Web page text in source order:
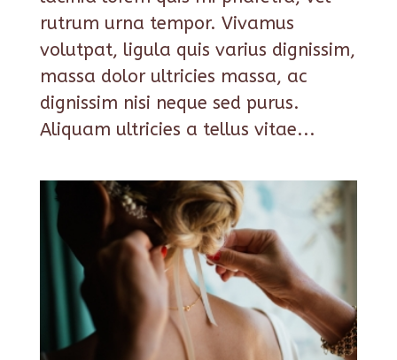
rutrum urna tempor. Vivamus
volutpat, ligula quis varius dignissim,
massa dolor ultricies massa, ac
dignissim nisi neque sed purus.
Aliquam ultricies a tellus vitae...